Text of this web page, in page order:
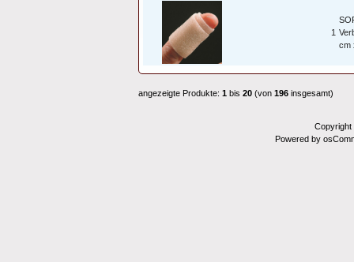
1
cm
angezeigte Produkte: 1 bis 20 (von 196 insgesamt)
Powered by